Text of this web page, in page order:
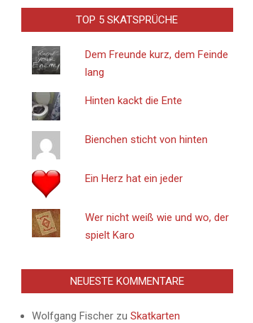
TOP 5 SKATSPRÜCHE
Dem Freunde kurz, dem Feinde
lang
Hinten kackt die Ente
Bienchen sticht von hinten
Ein Herz hat ein jeder
Wer nicht weiß wie und wo, der
spielt Karo
NEUESTE KOMMENTARE
Wolfgang Fischer zu Skatkarten